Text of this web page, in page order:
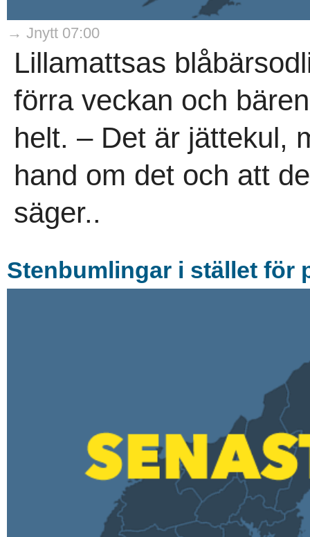
→ Jnytt 07:00
Lillamattsas
förra veckan och
helt. – Det är jättekul,
hand om det och att
säger..
Stenbumlingar i stället för